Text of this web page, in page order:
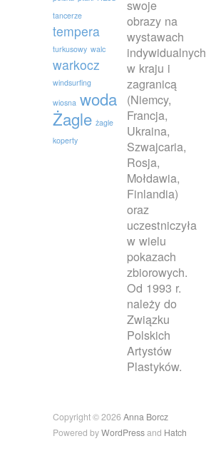
tancerze
tempera
turkusowy walc
warkocz
windsurfing
wiosna woda
Żagle żagle
koperty
swoje
obrazy na
wystawach
indywidualnych
w kraju i
zagranicą
(Niemcy,
Francja,
Ukraina,
Szwajcaria,
Rosja,
Mołdawia,
Finlandia)
oraz
uczestniczyła
w wielu
pokazach
zbiorowych.
Od 1993 r.
należy do
Związku
Polskich
Artystów
Plastyków.
Copyright © 2026 Anna Borcz
Powered byWordPressand Hatch